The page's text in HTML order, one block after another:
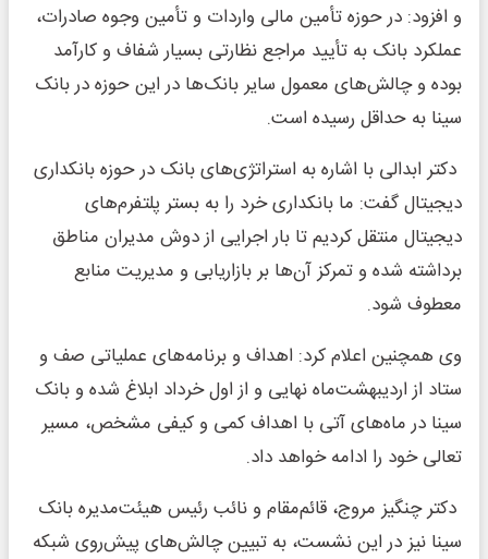
و افزود: در حوزه تأمین مالی واردات و تأمین وجوه صادرات،
عملکرد بانک به تأیید مراجع نظارتی بسیار شفاف و کارآمد
بوده و چالش‌های معمول سایر بانک‌ها در این حوزه در بانک
سینا به حداقل رسیده است.
دکتر ابدالی با اشاره به استراتژی‌های بانک در حوزه بانکداری
دیجیتال گفت: ما بانکداری خرد را به بستر پلتفرم‌های
دیجیتال منتقل کردیم تا بار اجرایی از دوش مدیران مناطق
برداشته شده و تمرکز آن‌ها بر بازاریابی و مدیریت منابع
معطوف شود.
وی همچنین اعلام کرد: اهداف و برنامه‌های عملیاتی صف و
ستاد از اردیبهشت‌ماه نهایی و از اول خرداد ابلاغ شده و بانک
سینا در ماه‌های آتی با اهداف کمی و کیفی مشخص، مسیر
تعالی خود را ادامه خواهد داد.
دکتر چنگیز مروج، قائم‌مقام و نائب رئیس هیئت‌مدیره بانک
سینا نیز در این نشست، به تبیین چالش‌های پیش‌روی شبکه